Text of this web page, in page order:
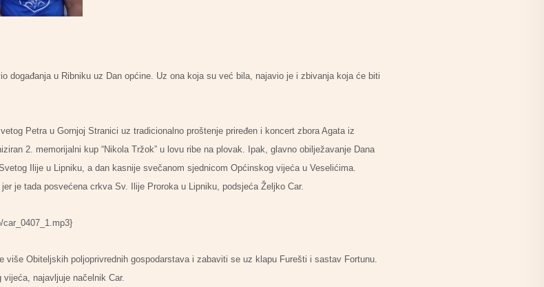
događanja u Ribniku uz Dan općine. Uz ona koja su već bila, najavio je i zbivanja koja će biti
Petra u Gornjoj Stranici uz tradicionalno proštenje priređen i koncert zbora Agata iz
2. memorijalni kup “Nikola Tržok” u lovu ribe na plovak. Ipak, glavno obilježavanje Dana
Ilije u Lipniku, a dan kasnije svečanom sjednicom Općinskog vijeća u Veselićima.
je tada posvećena crkva Sv. Ilije Proroka u Lipniku, podsjeća Željko Car.
Obiteljskih poljoprivrednih gospodarstava i zabaviti se uz klapu Furešti i sastav Fortunu.
najavljuje načelnik Car.